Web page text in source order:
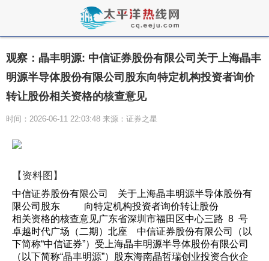
观察：晶丰明源: 中信证券股份有限公司关于上海晶丰
明源半导体股份有限公司股东向特定机构投资者询价
转让股份相关资格的核查意见
时间：2026-06-11 22:03:48 来源：证券之星
【资料图】
中信证券股份有限公司 关于上海晶丰明源半导体股份有
限公司股东 向特定机构投资者询价转让股份
相关资格的核查意见广东省深圳市福田区中心三路 8 号
卓越时代广场（二期）北座 中信证券股份有限公司（以
下简称“中信证券”）受上海晶丰明源半导体股份有限公司
（以下简称“晶丰明源”）股东海南晶哲瑞创业投资合伙企